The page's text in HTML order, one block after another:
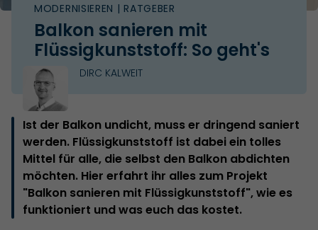
MODERNISIEREN | RATGEBER
Balkon sanieren mit
Flüssigkunststoff: So geht's
DIRC KALWEIT
Ist der Balkon undicht, muss er dringend saniert
werden. Flüssigkunststoff ist dabei ein tolles
Mittel für alle, die selbst den Balkon abdichten
möchten. Hier erfahrt ihr alles zum Projekt
"Balkon sanieren mit Flüssigkunststoff", wie es
funktioniert und was euch das kostet.